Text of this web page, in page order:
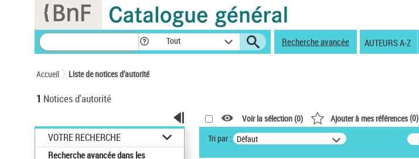
Tout Recherche avancée AUTEURS A-Z
Accueil Liste de notices d’autorité
1 Notices d'autorité
VOTRE RECHERCHE
Recherche avancée dans les
Voir la sélection (0) Ajouter à mes références(0)
Tri par : Défaut
Panneau de gestion des cookies